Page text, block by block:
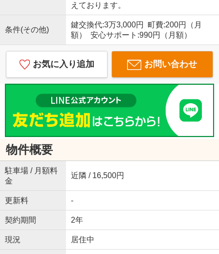
えております。
条件(その他)
鍵交換代:3万3,000円 町費:200円（月
額） 安心サポート:990円（月額）
お気に入り追加 お問い合わせ
物件概要
駐車場 / 月額料
金
近隣 / 16,500円
更新料 -
契約期間 2年
現況 居住中